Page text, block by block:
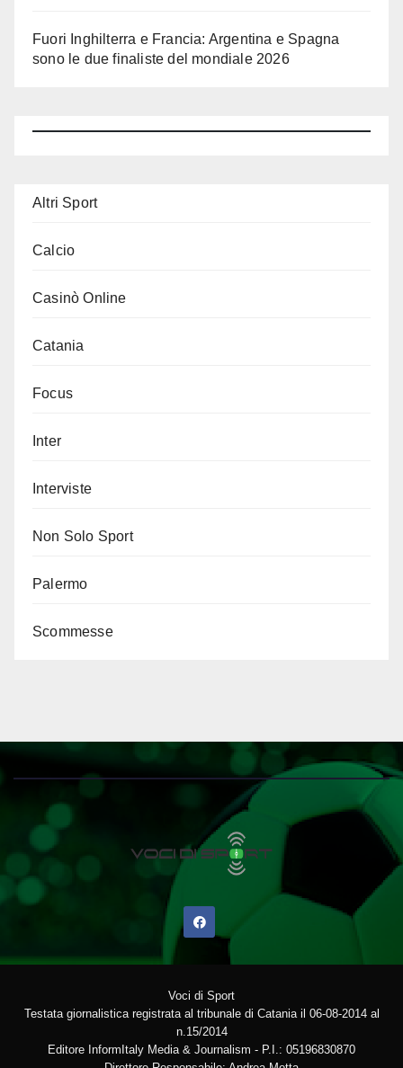
Fuori Inghilterra e Francia: Argentina e Spagna
sono le due finaliste del mondiale 2026
Altri Sport
Calcio
Casinò Online
Catania
Focus
Inter
Interviste
Non Solo Sport
Palermo
Scommesse
Voci di Sport
Testata giornalistica registrata al tribunale di Catania il 06-08-2014 al
n.15/2014
Editore InformItaly Media & Journalism - P.I.: 05196830870